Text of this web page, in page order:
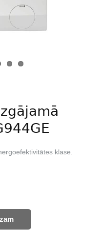
klase.